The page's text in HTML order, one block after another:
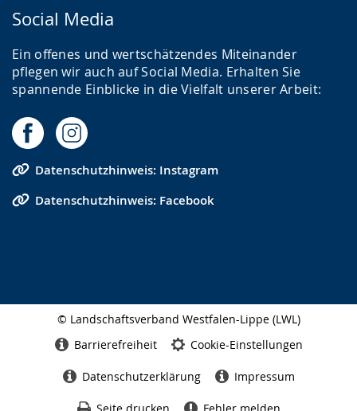
Social Media
Ein offenes und wertschätzendes Miteinander
pflegen wir auch auf Social Media. Erhalten Sie
spannende Einblicke in die Vielfalt unserer Arbeit:
Datenschutzhinweis: Instagram
Datenschutzhinweis: Facebook
© Landschaftsverband Westfalen-Lippe (LWL)
Barrierefreiheit Cookie-Einstellungen
Datenschutzerklärung Impressum
Seite drucken Fehler melden